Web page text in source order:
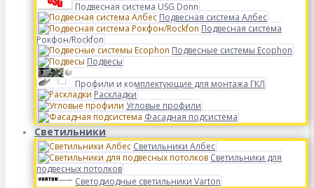
Подвесная система USG Donn
Подвесная система Албес
Подвесная система
Рокфон/Rockfon
Подвесные системы Ecophon
Подвесы
Профили и комплектующие для монтажа ГКЛ
Раскладки
Угловые профили
Фасадная подсистема
Светильники
Светильники Албес
Светильники для
подвесных потолков
Светодиодные светильники Varton